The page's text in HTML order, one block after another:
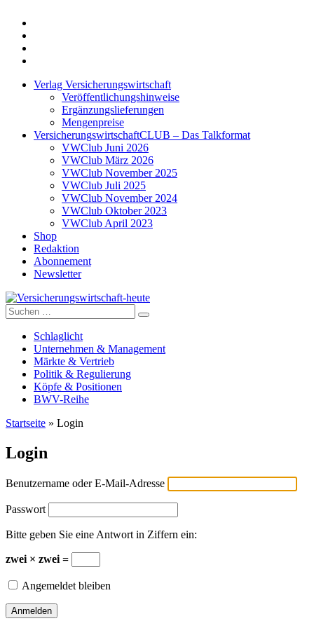
Verlag Versicherungswirtschaft
Veröffentlichungshinweise
Ergänzungslieferungen
Mengenpreise
VersicherungswirtschaftCLUB – Das Talkformat
VWClub Juni 2026
VWClub März 2026
VWClub November 2025
VWClub Juli 2025
VWClub November 2024
VWClub Oktober 2023
VWClub April 2023
Shop
Redaktion
Abonnement
Newsletter
Versicherungswirtschaft-heute
Suche
nach:
Schlaglicht
Unternehmen & Management
Märkte & Vertrieb
Politik & Regulierung
Köpfe & Positionen
BWV-Reihe
Startseite » Login
Login
Benutzername oder E-Mail-Adresse
Passwort
Bitte geben Sie eine Antwort in Ziffern ein:
zwei × zwei =
Angemeldet bleiben